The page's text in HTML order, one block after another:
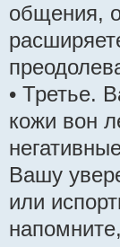
общения,
• Третье.
кожи вон
Вашу
или